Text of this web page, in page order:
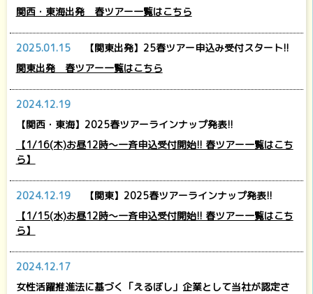
関西・東海出発 春ツアー一覧はこちら
2025.01.15
【関東出発】25春ツアー申込み受付スタート!!
関東出発 春ツアー一覧はこちら
2024.12.19
【関西・東海】2025春ツアーラインナップ発表!!
【1/16(木)お昼12時～一斉申込受付開始!! 春ツアー一覧はこち
ら】
2024.12.19
【関東】2025春ツアーラインナップ発表!!
【1/15(水)お昼12時～一斉申込受付開始!! 春ツアー一覧はこち
ら】
2024.12.17
女性活躍推進法に基づく「えるぼし」企業として当社が認定さ